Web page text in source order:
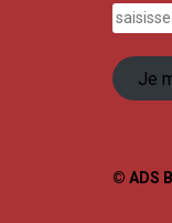
votre
adresse
e-
mail
Je
© ADS